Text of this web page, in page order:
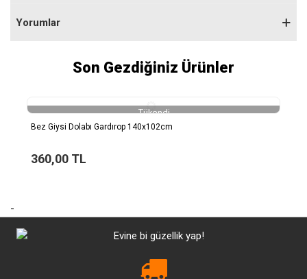
Yorumlar
Son Gezdiğiniz Ürünler
Tükendi
Bez Giysi Dolabı Gardırop 140x102cm
360,00 TL
-